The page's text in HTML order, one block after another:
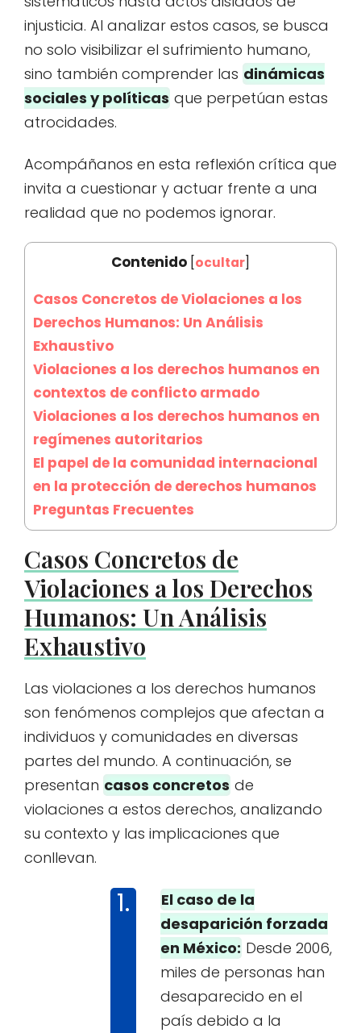
injusticia. Al analizar estos casos, se busca
no solo visibilizar el sufrimiento humano,
sino también comprender las dinámicas
sociales y políticas que perpetúan estas
atrocidades.
Acompáñanos en esta reflexión crítica que
invita a cuestionar y actuar frente a una
realidad que no podemos ignorar.
Contenido ocultar
Casos Concretos de Violaciones a los
Derechos Humanos: Un Análisis
Exhaustivo
Violaciones a los derechos humanos en
contextos de conflicto armado
Violaciones a los derechos humanos en
regímenes autoritarios
El papel de la comunidad internacional
en la protección de derechos humanos
Preguntas Frecuentes
Casos Concretos de
Violaciones a los Derechos
Humanos: Un Análisis
Exhaustivo
Las violaciones a los derechos humanos
son fenómenos complejos que afectan a
individuos y comunidades en diversas
partes del mundo. A continuación, se
presentan casos concretos de
violaciones a estos derechos, analizando
su contexto y las implicaciones que
conllevan.
El caso de la
desaparición forzada
en México: Desde 2006,
miles de personas han
desaparecido en el
país debido a la